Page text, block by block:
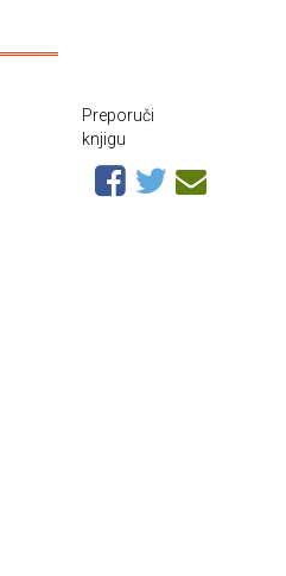
Preporuči
knjigu